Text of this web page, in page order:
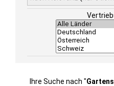
Ihre Suche nach "